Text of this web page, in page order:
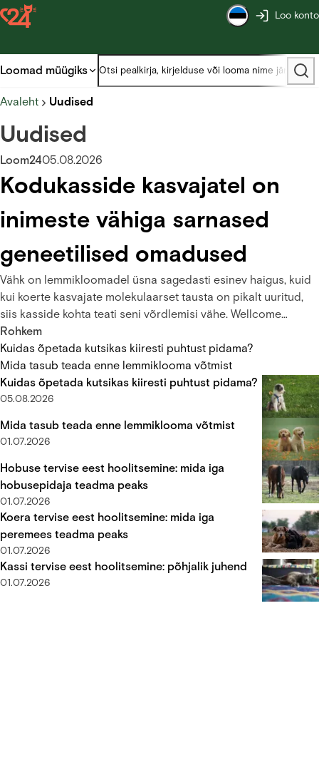
Loo konto
Loomad müügiks
Avaleht Uudised
Uudised
Loom2405.08.2026
Kodukasside kasvajatel on
inimeste vähiga sarnased
geneetilised omadused
Vähk on lemmikloomadel üsna sagedasti esinev haigus, kuid
kui koerte kasvajate molekulaarset tausta on pikalt uuritud,
siis kasside kohta teati seni võrdlemisi vähe. Wellcome
Sangeri Instituudi teadlase Louise van der Weydeni juhitud
uuringus analüüsiti ligi 500 vähihaige kodukassi DNA-d ning
avastati mitmeid geneetilisi mustreid, mis sarnanevad
märkimisväärselt inimeste kasvajatele.
Rohkem
Kuidas õpetada kutsikas kiiresti puhtust pidama?
Mida tasub teada enne lemmiklooma võtmist
Kuidas õpetada kutsikas kiiresti puhtust pidama?
05.08.2026
Mida tasub teada enne lemmiklooma võtmist
01.07.2026
Hobuse tervise eest hoolitsemine: mida iga
hobusepidaja teadma peaks
01.07.2026
Koera tervise eest hoolitsemine: mida iga
peremees teadma peaks
01.07.2026
Kassi tervise eest hoolitsemine: põhjalik juhend
01.07.2026